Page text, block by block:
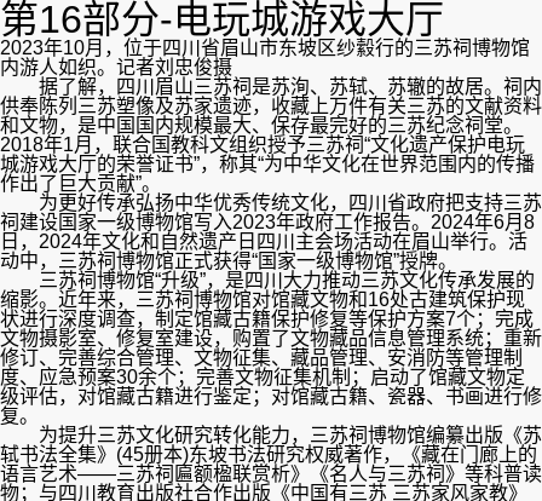
第16部分-电玩城游戏大厅
2023年10月，位于四川省眉山市东坡区纱縠行的三苏祠博物馆
内游人如织。记者刘忠俊摄
据了解，四川眉山三苏祠是苏洵、苏轼、苏辙的故居。祠内
供奉陈列三苏塑像及苏家遗迹，收藏上万件有关三苏的文献资料
和文物，是中国国内规模最大、保存最完好的三苏纪念祠堂。
2018年1月，联合国教科文组织授予三苏祠“文化遗产保护电玩
城游戏大厅的荣誉证书”，称其“为中华文化在世界范围内的传播
作出了巨大贡献”。
为更好传承弘扬中华优秀传统文化，四川省政府把支持三苏
祠建设国家一级博物馆写入2023年政府工作报告。2024年6月8
日，2024年文化和自然遗产日四川主会场活动在眉山举行。活
动中，三苏祠博物馆正式获得“国家一级博物馆”授牌。
三苏祠博物馆“升级”，是四川大力推动三苏文化传承发展的
缩影。近年来，三苏祠博物馆对馆藏文物和16处古建筑保护现
状进行深度调查，制定馆藏古籍保护修复等保护方案7个；完成
文物摄影室、修复室建设，购置了文物藏品信息管理系统；重新
修订、完善综合管理、文物征集、藏品管理、安消防等管理制
度、应急预案30余个；完善文物征集机制；启动了馆藏文物定
级评估，对馆藏古籍进行鉴定；对馆藏古籍、瓷器、书画进行修
复。
为提升三苏文化研究转化能力，三苏祠博物馆编纂出版《苏
轼书法全集》(45册本)东坡书法研究权威著作，《藏在门廊上的
语言艺术——三苏祠匾额楹联赏析》《名人与三苏祠》等科普读
物；与四川教育出版社合作出版《中国有三苏 三苏家风家教》